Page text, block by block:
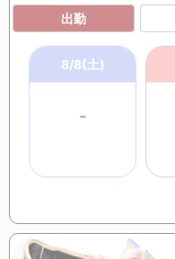
出勤
8/8(土)
-